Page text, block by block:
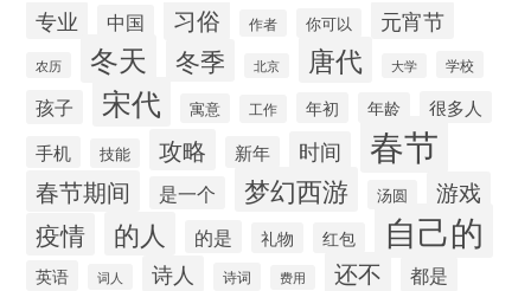
专业 中国 习俗 作者 你可以 元宵节
农历 冬天 冬季 北京 唐代 大学 学校
孩子 宋代 寓意 工作 年初 年龄
很多人
手机
技能 攻略 新年 时间 春节
春节期间 是一个 梦幻西游 汤圆 游戏
疫情 的人 的是 礼物 红包 自己的
英语 词人 诗人 诗词 费用 还不 都是